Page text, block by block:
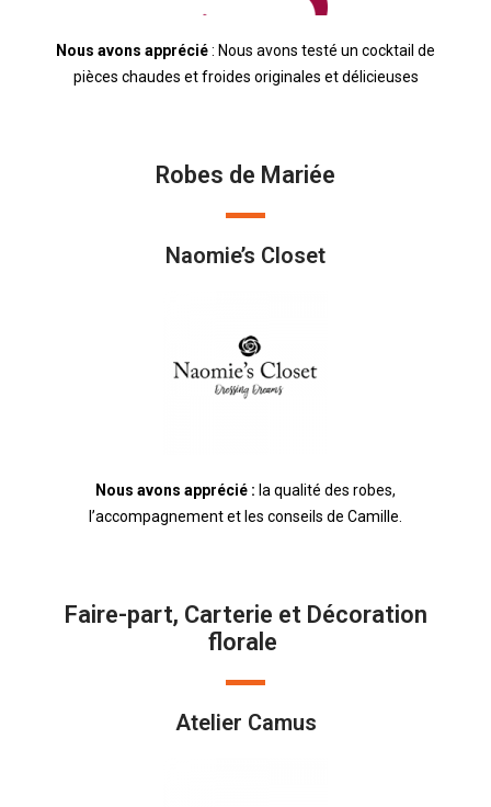
Nous avons apprécié: Nous avons testé un cocktail de
pièces chaudes et froides originales et délicieuses
Robes de Mariée
Naomie’s Closet
Nous avons apprécié : la qualité des robes,
l’accompagnement et les conseils de Camille.
Faire-part, Carterie et Décoration
florale
Atelier Camus